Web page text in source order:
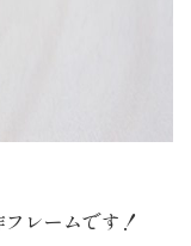
レームです！